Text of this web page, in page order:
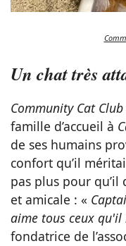
Un chat très
Community Cat Club
famille d’accueil à
de ses humains
confort qu’il
pas plus pour
et amicale : «
aime tous ceux qu'il
fondatrice de